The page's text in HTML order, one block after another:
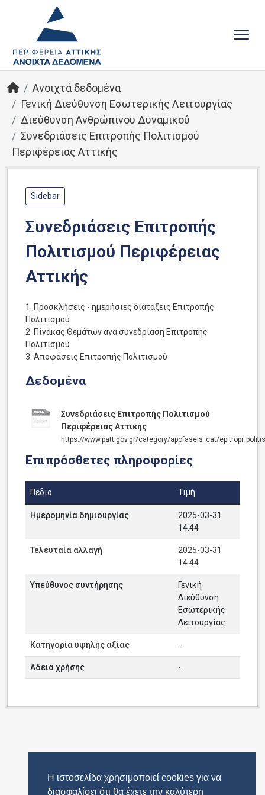
Η ιστοσελίδα χρησιμοποιεί cookies για να
διασφαλίσει ότι θα έχετε την καλύτερη
Ανοιχτά δεδομένα
Γενική Διεύθυνση Εσωτερικής Λειτουργίας
Διεύθυνση Ανθρώπινου Δυναμικού
Συνεδριάσεις Επιτροπής Πολιτισμού
Περιφέρειας Αττικής
Sidebar
Συνεδριάσεις Επιτροπής
Πολιτισμού Περιφέρειας
Αττικής
1. Προσκλήσεις - ημερήσιες διατάξεις Επιτροπής
Πολιτισμού
2. Πίνακας Θεμάτων ανά συνεδρίαση Επιτροπής
Πολιτισμού
3. Αποφάσεις Επιτροπής Πολιτισμού
Δεδομένα
Συνεδριάσεις Επιτροπής Πολιτισμού
Περιφέρειας Αττικής
https://www.patt.gov.gr/category/apofaseis_cat/
Επιπρόσθετες πληροφορίες
Πεδίο Τιμή
Ημερομηνία δημιουργίας
2025-03-31
14:44
Τελευταία αλλαγή
2025-03-31
14:44
Υπεύθυνος συντήρησης
Γενική
Διεύθυνση
Εσωτερικής
Λειτουργίας
Κατηγορία υψηλής αξίας -
Άδεια χρήσης -